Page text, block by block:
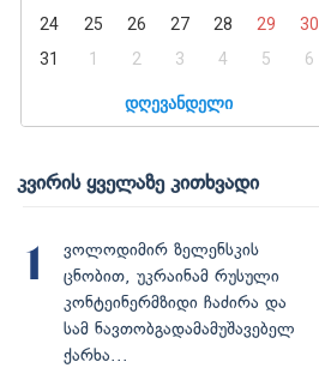
24
25 26 27 28 29
30
31
1 2 3 4 5 6
დღევანდელი
კვირის ყველაზე კითხვადი
1
ვოლოდიმირ ზელენსკის
ცნობით, უკრაინამ რუსული
კონტეინერმზიდი ჩაძირა და
სამ ნავთობგადამამუშავებელ
ქარხა...